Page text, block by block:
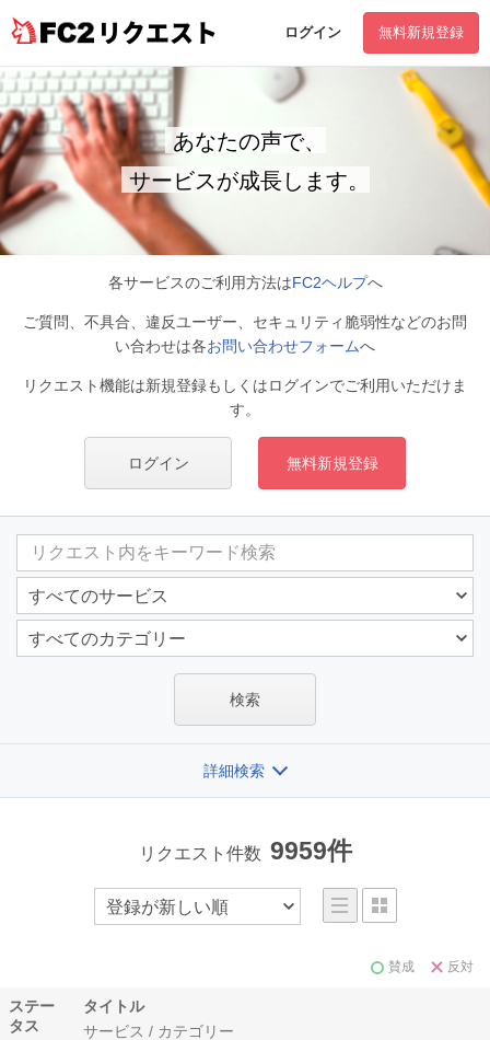
リクエスト ログイン 無料新規登録
あなたの声で、
サービスが成長します。
各サービスのご利用方法はFC2ヘルプへ
ご質問、不具合、違反ユーザー、セキュリティ脆弱性などのお問
い合わせは各お問い合わせフォームへ
リクエスト機能は新規登録もしくはログインでご利用いただけま
す。
ログイン 無料新規登録
検索
詳細検索
リクエスト件数 9959件
賛成 反対
ステー
タス
タイトル
サービス / カテゴリー